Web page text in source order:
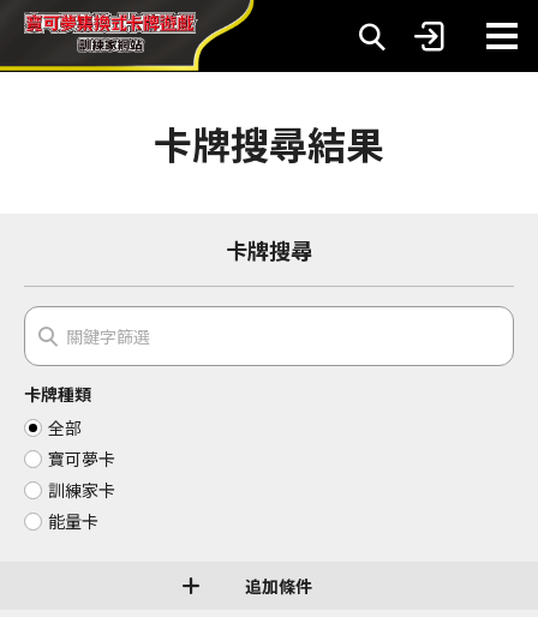
卡牌搜尋結果
卡牌搜尋
卡牌種類
全部
寶可夢卡
訓練家卡
能量卡
追加條件